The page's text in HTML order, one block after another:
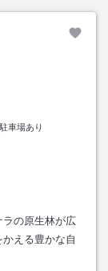
駐車場あり
の原生林が広
える豊かな自